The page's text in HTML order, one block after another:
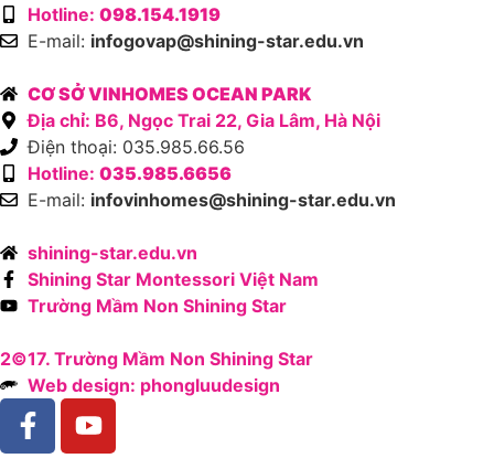
Hotline: 098.154.1919
E-mail: infogovap@shining-star.edu.vn
CƠ SỞ VINHOMES OCEAN PARK
Địa chỉ: B6, Ngọc Trai 22, Gia Lâm, Hà Nội
Điện thoại: 035.985.66.56
Hotline: 035.985.6656
E-mail: infovinhomes@shining-star.edu.vn
shining-star.edu.vn
Shining Star Montessori Việt Nam
Trường Mầm Non Shining Star
2©17. Trường Mầm Non Shining Star
Web design: phongluudesign